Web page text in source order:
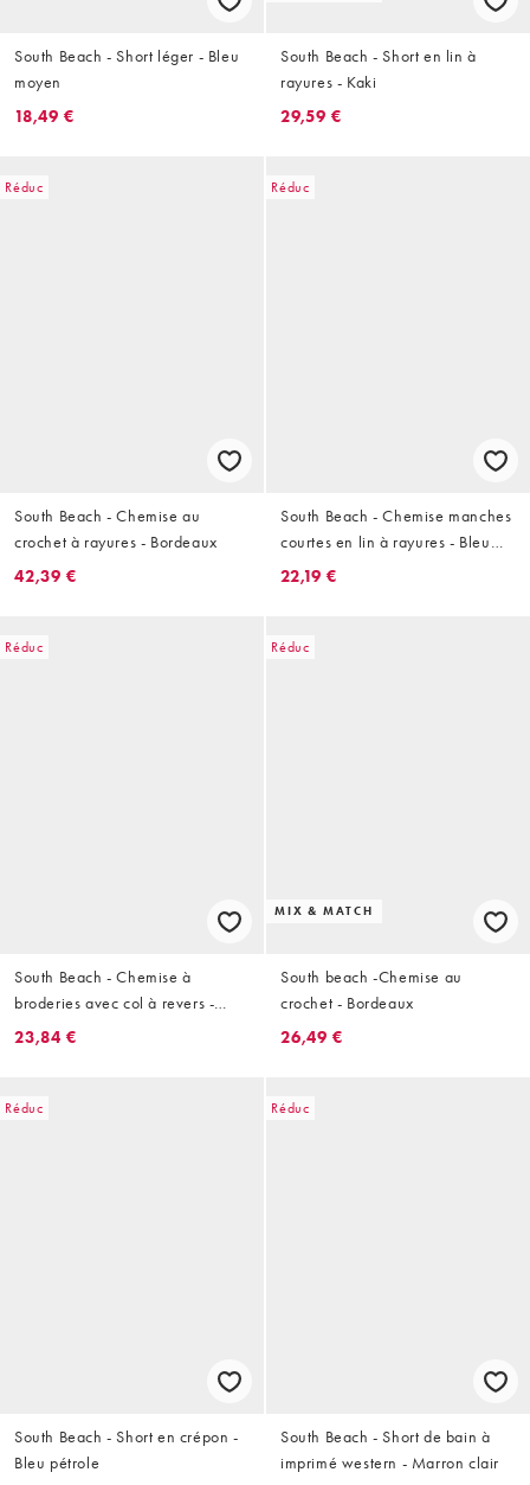
South Beach - Short léger - Bleu
moyen
18,49 €
South Beach - Short en lin à
rayures - Kaki
29,59 €
Réduc
South Beach - Chemise au
crochet à rayures - Bordeaux
42,39 €
Réduc
South Beach - Chemise manches
courtes en lin à rayures - Bleu
délavé
22,19 €
Réduc
South Beach - Chemise à
broderies avec col à revers -
Noir
23,84 €
Réduc
MIX & MATCH
South beach -Chemise au
crochet - Bordeaux
26,49 €
Réduc
South Beach - Short en crépon -
Bleu pétrole
Réduc
South Beach - Short de bain à
imprimé western - Marron clair